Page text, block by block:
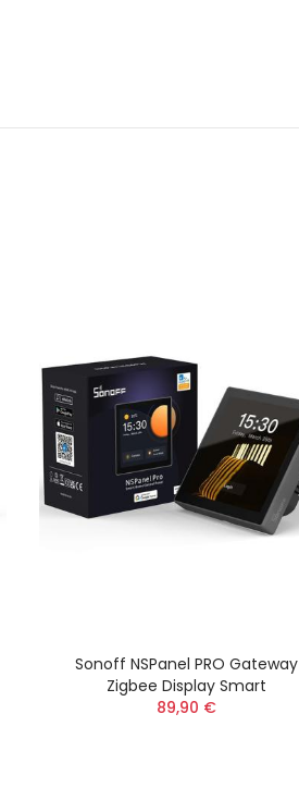
Sonoff NSPanel PRO Gateway
Zigbee Display Smart
89,90 €